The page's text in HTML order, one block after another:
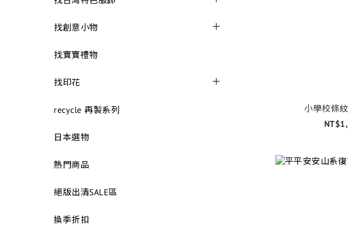
找創意小物
找寶寶禮物
找印花
recycle 再製系列
日本選物
熱門商品
絕版出清SALE區
換季折扣
小學校條